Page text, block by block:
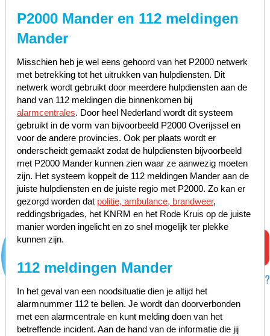
P2000 Mander en 112 meldingen
Mander
Misschien heb je wel eens gehoord van het P2000 netwerk
met betrekking tot het uitrukken van hulpdiensten. Dit
netwerk wordt gebruikt door meerdere hulpdiensten aan de
hand van 112 meldingen die binnenkomen bij
alarmcentrales. Door heel Nederland wordt dit systeem
gebruikt in de vorm van bijvoorbeeld P2000 Overijssel en
voor de andere provincies. Ook per plaats wordt er
onderscheidt gemaakt zodat de hulpdiensten bijvoorbeeld
met P2000 Mander kunnen zien waar ze aanwezig moeten
zijn. Het systeem koppelt de 112 meldingen Mander aan de
juiste hulpdiensten en de juiste regio met P2000. Zo kan er
gezorgd worden dat politie, ambulance, brandweer,
reddingsbrigades, het KNRM en het Rode Kruis op de juiste
manier worden ingelicht en zo snel mogelijk ter plekke
kunnen zijn.
112 meldingen Mander
In het geval van een noodsituatie dien je altijd het
alarmnummer 112 te bellen. Je wordt dan doorverbonden
met een alarmcentrale en kunt melding doen van het
betreffende incident. Aan de hand van de informatie die jij